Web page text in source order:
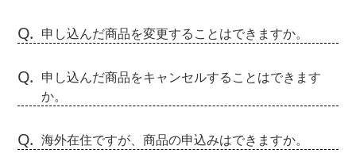
Q. 申し込んだ商品を変更することはできますか。
Q. 申し込んだ商品をキャンセルすることはできます
か。
Q. 海外在住ですが、商品の申込みはできますか。